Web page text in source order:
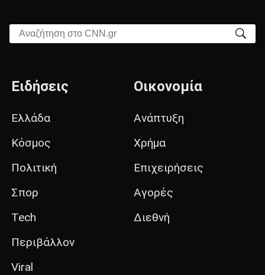
Αναζήτηση στο CNN.gr
Ειδήσεις
Ελλάδα
Κόσμος
Πολιτική
Σπορ
Tech
Περιβάλλον
Viral
Οικονομία
Ανάπτυξη
Χρήμα
Επιχειρήσεις
Αγορές
Διεθνή